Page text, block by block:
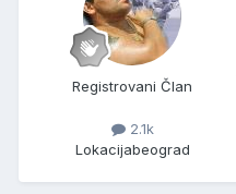
Registrovani Član
2.1k
Lokacijabeograd